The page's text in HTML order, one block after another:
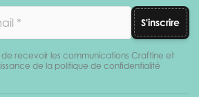
S'inscrire
recevoir les communications Craftine et
de la politique de confidentialité